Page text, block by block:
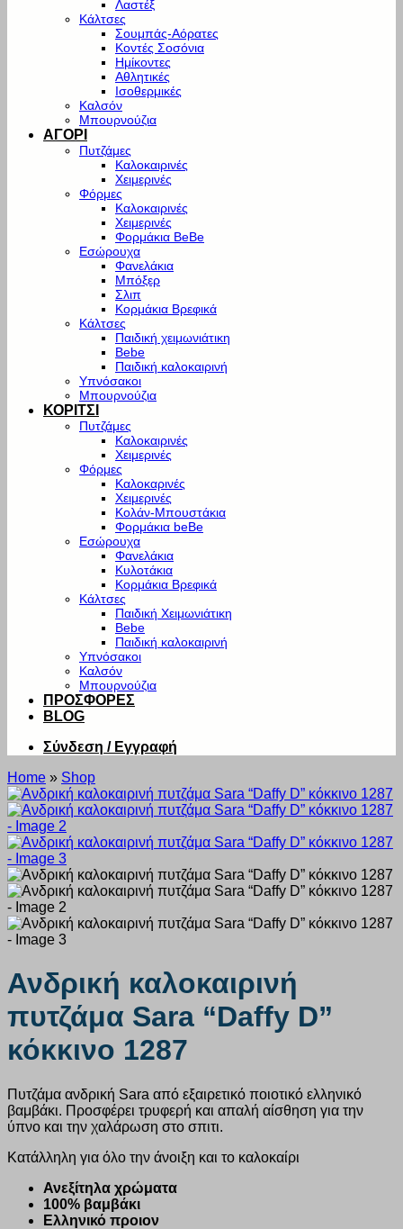
Λαστέξ
Κάλτσες
Σουμπάς-Αόρατες
Κοντές Σοσόνια
Ημίκοντες
Αθλητικές
Ισοθερμικές
Καλσόν
Μπουρνούζια
ΑΓΟΡΙ
Πυτζάμες
Καλοκαιρινές
Χειμερινές
Φόρμες
Καλοκαιρινές
Χειμερινές
Φορμάκια BeBe
Εσώρουχα
Φανελάκια
Μπόξερ
Σλιπ
Κορμάκια Βρεφικά
Κάλτσες
Παιδική χειμωνιάτικη
Bebe
Παιδική καλοκαιρινή
Υπνόσακοι
Μπουρνούζια
ΚΟΡΙΤΣΙ
Πυτζάμες
Καλοκαιρινές
Χειμερινές
Φόρμες
Καλοκαρινές
Χειμερινές
Κολάν-Μπουστάκια
Φορμάκια beBe
Εσώρουχα
Φανελάκια
Κυλοτάκια
Κορμάκια Βρεφικά
Κάλτσες
Παιδική Χειμωνιάτικη
Bebe
Παιδική καλοκαιρινή
Υπνόσακοι
Καλσόν
Μπουρνούζια
ΠΡΟΣΦΟΡΕΣ
BLOG
Σύνδεση / Εγγραφή
Home » Shop
Ανδρική καλοκαιρινή
πυτζάμα Sara “Daffy D”
κόκκινο 1287
Πυτζάμα ανδρική Sara από εξαιρετικό ποιοτικό ελληνικό
βαμβάκι. Προσφέρει τρυφερή και απαλή αίσθηση για την
ύπνο και την χαλάρωση στο σπιτι.
Κατάλληλη για όλο την άνοιξη και το καλοκαίρι
Ανεξίτηλα χρώματα
100% βαμβάκι
Ελληνικό προιον